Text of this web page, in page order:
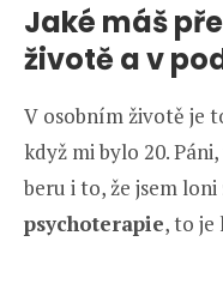
Jaké máš
životě a v
V osobním životě je
když mi bylo 20.
beru i to, že jsem loni
psychoterapie, to je